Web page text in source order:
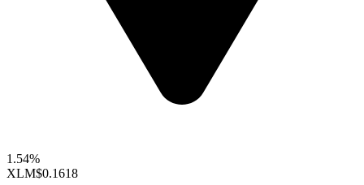
1.54%
XLM$0.1618